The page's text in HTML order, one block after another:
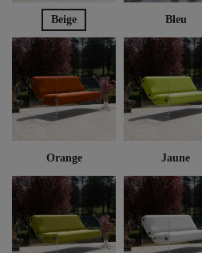
Beige Bleu
Orange Jaune